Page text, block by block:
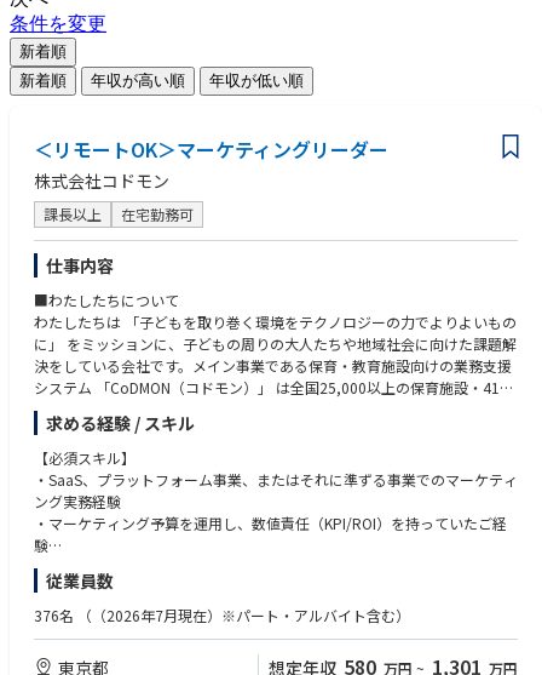
条件を変更
新着順
新着順
年収が高い順 年収が低い順
＜リモートOK＞マーケティングリーダー
株式会社コドモン
課長以上 在宅勤務可
仕事内容
■わたしたちについて
わたしたちは 「子どもを取り巻く環境をテクノロジーの力でよりよいもの
に」 をミッションに、子どもの周りの大人たちや地域社会に向けた課題解
決をしている会社です。メイン事業である保育・教育施設向けの業務支援
システム 「CoDMON（コドモン）」 は全国25,000以上の保育施設・415
万人以上の保護者様に日々ご利用いただくまでに成長し、今後はtoB事業
を基盤に、toC（保護者向け）、toG（行政向け）へと領域を拡大しなが
ら「子どもの育ちや学びを社会全体で支えられる世の中へ」というビジョ
ン実現に向けて取り組んでいます。
■具体的な業務内容
ご入社後は部長直下でキャッチアップいただきながら、3か月後には一定
【具体的な業務】
・戦略・投資設計
事業KPIに基づいたマーケティング戦略の立案、予算配分の最適化。
求める経験 / スキル
【必須スキル】
・SaaS、プラットフォーム事業、またはそれに準ずる事業でのマーケティ
ング実務経験
・マーケティング予算を運用し、数値責任（KPI/ROI）を持っていたご経
験
・データと定性インサイトを組み合わせて課題を特定し、マーケKPIを継
続的にグロースさせた実務経験
・事業課題を起点にマーケ戦略を設計し、ステークホルダーへ説明・合意
・マネジメント経験
従業員数
376名 （（2026年7月現在）※パート・アルバイト含む）
東京都 想定年収 580 万円 ~ 1,301 万円